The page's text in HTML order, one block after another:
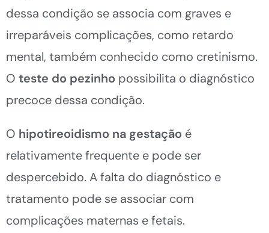
dessa condição se associa com graves e
irreparáveis complicações, como retardo
mental, também conhecido como cretinismo.
O teste do pezinho possibilita o diagnóstico
precoce dessa condição.
O hipotireoidismo na gestação é
relativamente frequente e pode ser
despercebido. A falta do diagnóstico e
tratamento pode se associar com
complicações maternas e fetais.